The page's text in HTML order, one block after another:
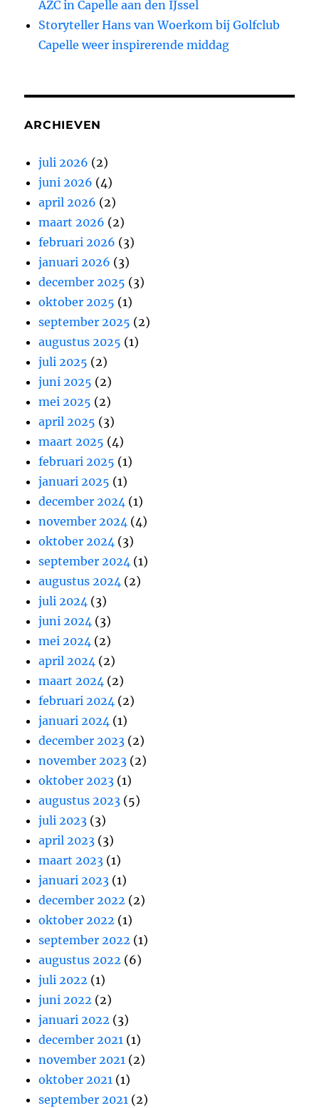
AZC in Capelle aan den IJssel
Storyteller Hans van Woerkom bij Golfclub
Capelle weer inspirerende middag
ARCHIEVEN
juli 2026 (2)
juni 2026 (4)
april 2026 (2)
maart 2026 (2)
februari 2026 (3)
januari 2026 (3)
december 2025 (3)
oktober 2025 (1)
september 2025 (2)
augustus 2025 (1)
juli 2025 (2)
juni 2025 (2)
mei 2025 (2)
april 2025 (3)
maart 2025 (4)
februari 2025 (1)
januari 2025 (1)
december 2024 (1)
november 2024 (4)
oktober 2024 (3)
september 2024 (1)
augustus 2024 (2)
juli 2024 (3)
juni 2024 (3)
mei 2024 (2)
april 2024 (2)
maart 2024 (2)
februari 2024 (2)
januari 2024 (1)
december 2023 (2)
november 2023 (2)
oktober 2023 (1)
augustus 2023 (5)
juli 2023 (3)
april 2023 (3)
maart 2023 (1)
januari 2023 (1)
december 2022 (2)
oktober 2022 (1)
september 2022 (1)
augustus 2022 (6)
juli 2022 (1)
juni 2022 (2)
januari 2022 (3)
december 2021 (1)
november 2021 (2)
oktober 2021 (1)
september 2021 (2)